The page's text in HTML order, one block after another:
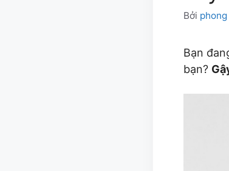
Bởi phong
Bạn
bạn?